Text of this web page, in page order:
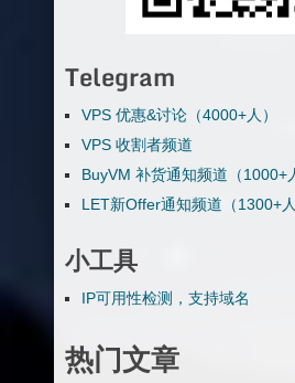
Telegram
VPS 优惠&讨论（4000+人）
VPS 收割者频道
BuyVM 补货通知频道（1000+
LET新Offer通知频道（1300+人
小工具
IP可用性检测，支持域名
热门文章